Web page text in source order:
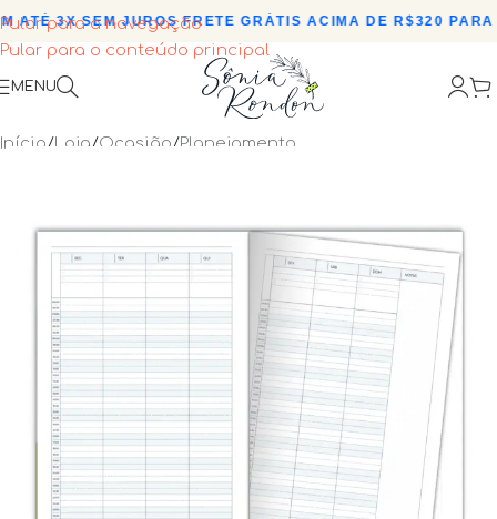
Pular para a navegação
Pular para o conteúdo principal
3X SEM JUROS•FRETE GRÁTIS ACIMA DE R$320 PARA
MENU
Início/Loja/Ocasião/Planejamento